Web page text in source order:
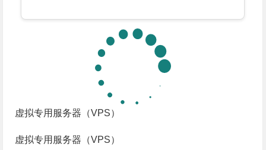
虚拟专用服务器（VPS）
虚拟专用服务器（VPS）